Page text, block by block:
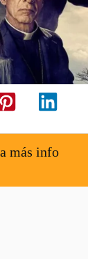
más info